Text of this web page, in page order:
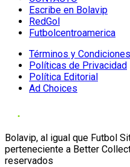
Escribe en Bolavip
RedGol
Futbolcentroamerica
Términos y Condiciones
Políticas de Privacidad
Política Editorial
Ad Choices
Bolavip, al igual que Futbol
perteneciente a Better
reservados